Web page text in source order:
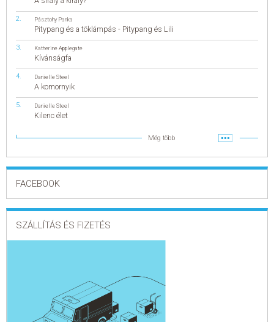
Pásztohy Panka
Pitypang és a töklámpás - Pitypang és Lili
Katherine Applegate
Kívánságfa
Danielle Steel
A komornyik
Danielle Steel
Kilenc élet
Még több
FACEBOOK
SZÁLLÍTÁS ÉS FIZETÉS